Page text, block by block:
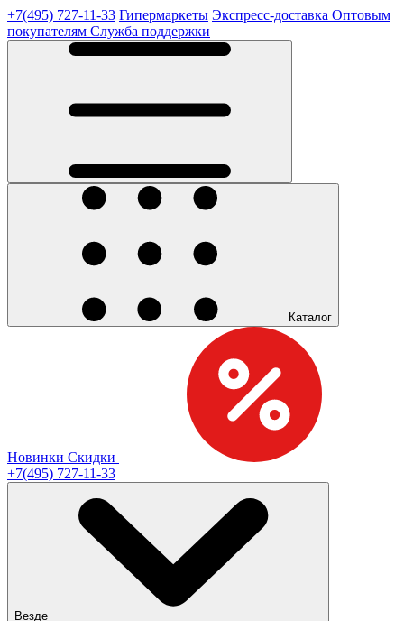
+7(495) 727-11-33 Гипермаркеты Экспресс-доставка Оптовым
покупателям Служба поддержки
Каталог
Новинки Скидки
+7(495) 727-11-33
Везде